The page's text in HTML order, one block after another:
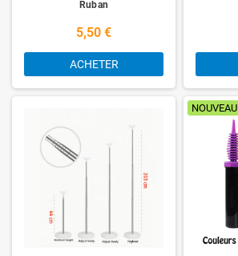
Ruban
5,50 €
ACHETER
NOUVEAU